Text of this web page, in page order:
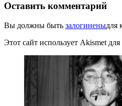
Оставить комментарий
Вы должны быть залогиненыдля
Этот сайт использует Akismet